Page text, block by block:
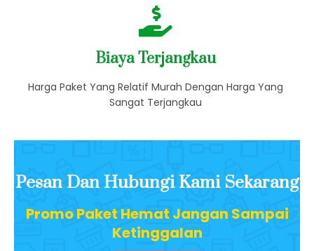
Dan Berkesan Indah Untuk Moment Yang Tak
Terlupakan
Biaya Terjangkau
Pesan Dan Hubungi Kami Sekarang